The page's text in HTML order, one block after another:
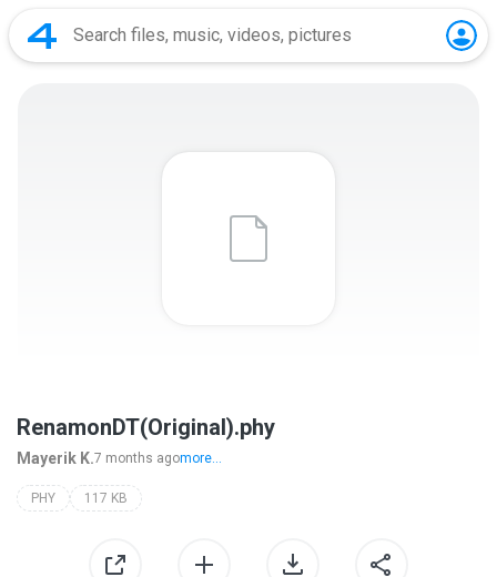
RenamonDT(Original).phy
Mayerik K.7 months agomore...
PHY 117 KB